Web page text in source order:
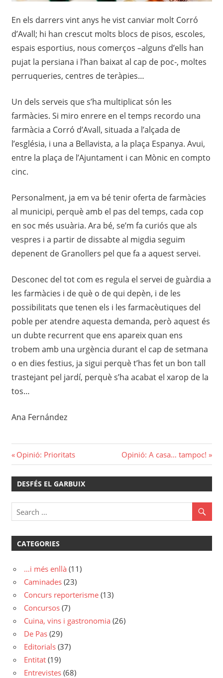
En els darrers vint anys he vist canviar molt Corró
d’Avall; hi han crescut molts blocs de pisos, escoles,
espais esportius, nous comerços –alguns d’ells han
pujat la persiana i l’han baixat al cap de poc-, moltes
perruqueries, centres de teràpies…
Un dels serveis que s’ha multiplicat són les
farmàcies. Si miro enrere en el temps recordo una
farmàcia a Corró d’Avall, situada a l’alçada de
l’església, i una a Bellavista, a la plaça Espanya. Avui,
entre la plaça de l’Ajuntament i can Mònic en compto
cinc.
Personalment, ja em va bé tenir oferta de farmàcies
al municipi, perquè amb el pas del temps, cada cop
en soc més usuària. Ara bé, se’m fa curiós que als
vespres i a partir de dissabte al migdia seguim
depenent de Granollers pel que fa a aquest servei.
Desconec del tot com es regula el servei de guàrdia a
les farmàcies i de què o de qui depèn, i de les
possibilitats que tenen els i les farmacèutiques del
poble per atendre aquesta demanda, però aquest és
un dubte recurrent que ens apareix quan ens
trobem amb una urgència durant el cap de setmana
o en dies festius, ja sigui perquè t’has fet un bon tall
trastejant pel jardí, perquè s’ha acabat el xarop de la
tos…
Ana Fernández
Navegació
d'entrades
Previous
Post:
Opinió: Prioritats
Next
Post:
Opinió: A casa… tampoc!
DESFÉS EL GARBUIX
CATEGORIES
…i més enllà (11)
Caminades (23)
Concurs reporterisme (13)
Concursos (7)
Cuina, vins i gastronomia (26)
De Pas (29)
Editorials (37)
Entitat (19)
Entrevistes (68)